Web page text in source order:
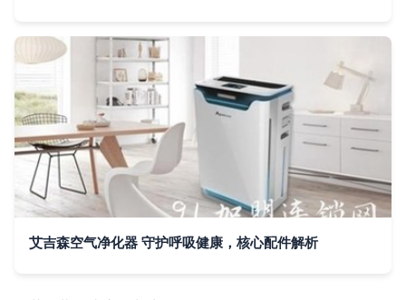
艾吉森空气净化器 守护呼吸健康，核心配件解析